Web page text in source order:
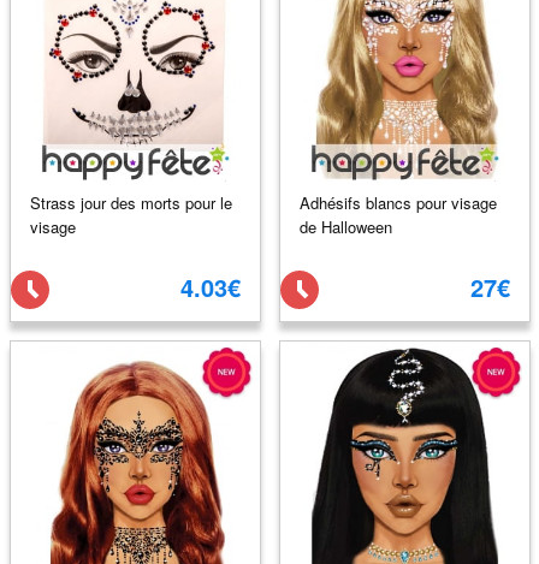
Strass jour des morts pour le
visage
4.03€
Adhésifs blancs pour visage
de Halloween
27€